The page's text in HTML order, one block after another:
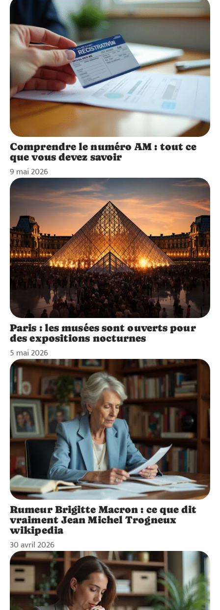
Comprendre le numéro AM : tout ce
que vous devez savoir
9 mai 2026
Paris : les musées sont ouverts pour
des expositions nocturnes
5 mai 2026
Rumeur Brigitte Macron : ce que dit
vraiment Jean Michel Trogneux
wikipedia
30 avril 2026